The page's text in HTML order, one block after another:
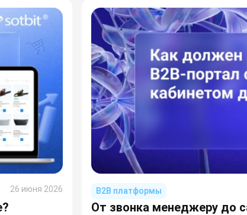
26 июня 2026 B2B платформы
От звонка менеджеру до